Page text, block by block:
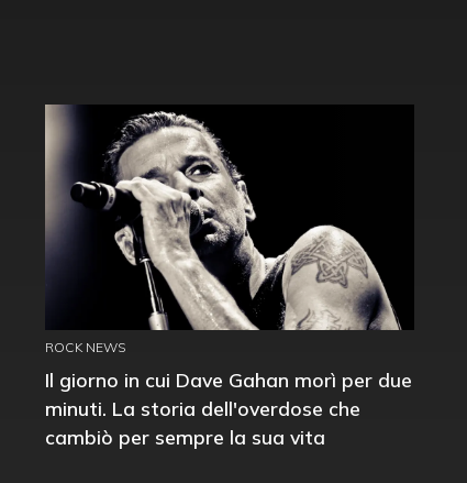
ROCK NEWS
Il giorno in cui Dave Gahan morì per due
minuti. La storia dell'overdose che
cambiò per sempre la sua vita